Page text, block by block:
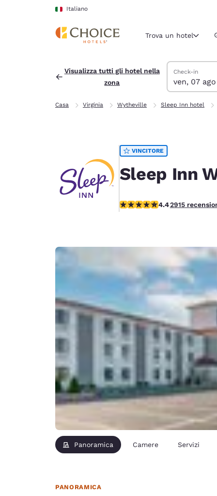
Vai A Contenuto Principale
Italiano
Regione e
Italiano
Deutsch
Spain
English
Ireland
English
United
English
Asia-Pacifico
Trova un hotel
Visualizza tutti gli hotel nella
zona
Cerca hotel
venerdì 7 agosto
Check-in
ven, 07 ago
sabato 8 agosto
sabato 8
venerdì 7
Casa Virginia Wytheville Sleep Inn hotel
VINCITORE
Sleep Inn
Valutazione di 4.42 stelle.
4.42915
Panoramica Camere Servizi
PANORAMICA